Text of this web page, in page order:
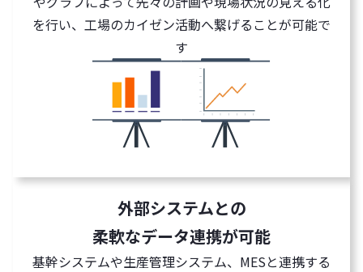
を行い、工場のカイゼン活動へ繋げることが可能で
す
外部システムとの
柔軟なデータ連携が可能
基幹システムや生産管理システム、MESと連携する